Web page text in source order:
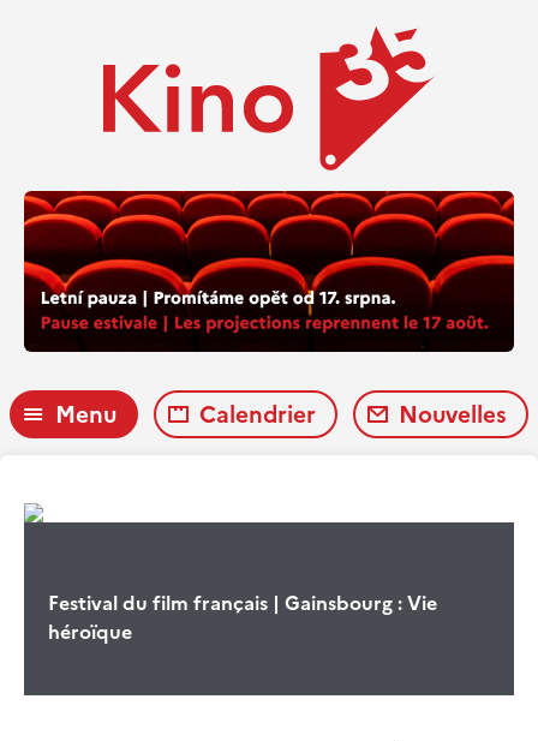
Menu Calendrier Nouvelles
Festival du film français | Gainsbourg : Vie
héroïque